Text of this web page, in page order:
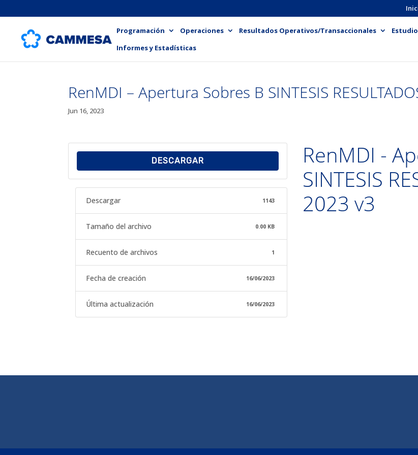
Programación Operaciones Resultados Operativos/Transaccionales
Informes y Estadísticas
RenMDI – Apertura Sobres B SINTESIS
Jun 16, 2023
DESCARGAR
Descargar 1143
Tamaño del archivo 0.00 KB
Recuento de archivos 1
Fecha de creación 16/06/2023
Última actualización 16/06/2023
RenMDI -
SINTESIS
2023 v3